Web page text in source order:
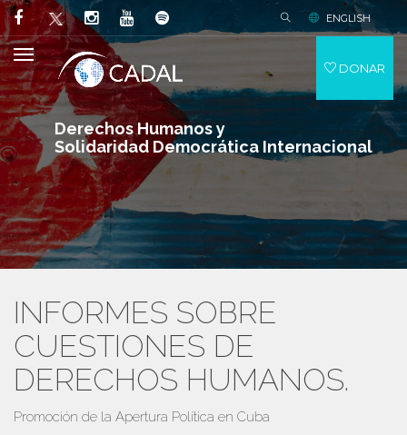
Derechos Humanos y
Solidaridad Democrática Internacional
ENGLISH
DONAR
INFORMES SOBRE
CUESTIONES DE
DERECHOS HUMANOS.
Promoción de la Apertura Política en Cuba